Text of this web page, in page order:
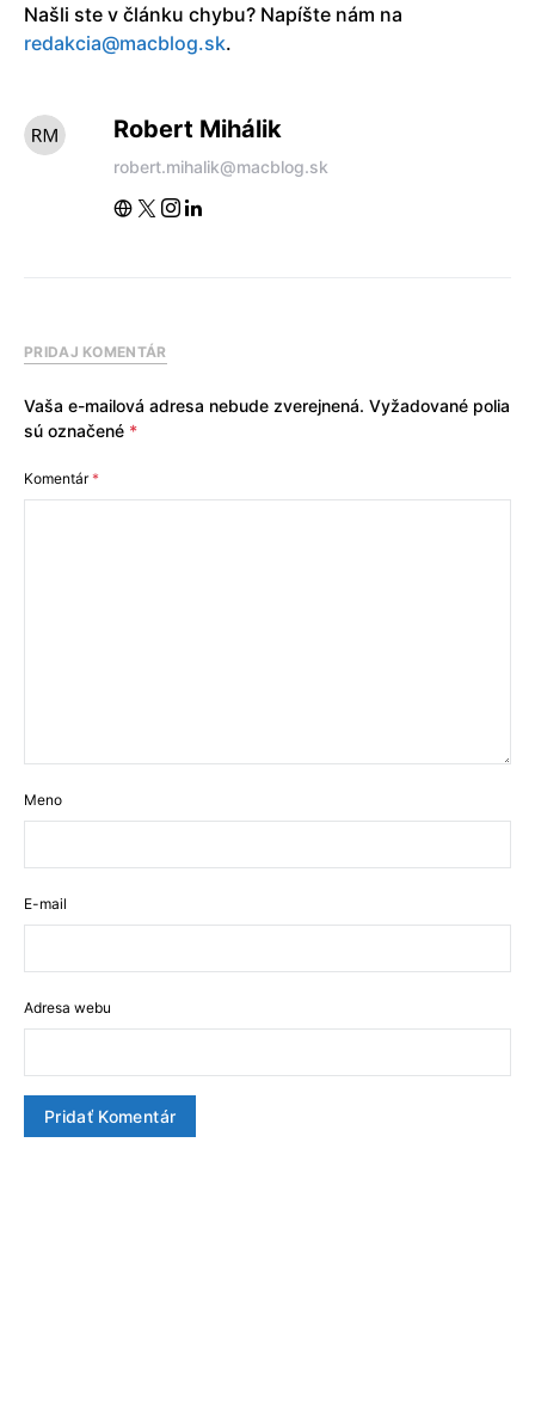
Našli ste v článku chybu? Napíšte nám na
redakcia@macblog.sk.
Robert Mihálik
robert.mihalik@macblog.sk
PRIDAJ KOMENTÁR
Vaša e-mailová adresa nebude zverejnená. Vyžadované polia
sú označené *
Komentár*
Meno
E-mail
Adresa webu